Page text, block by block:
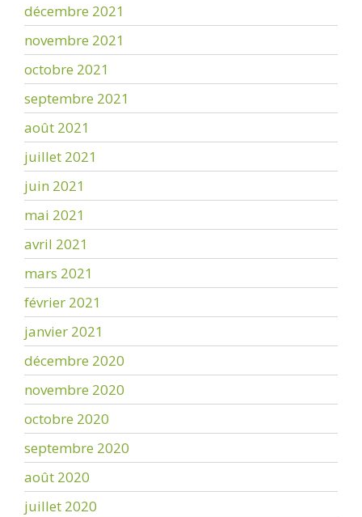
décembre 2021
novembre 2021
octobre 2021
septembre 2021
août 2021
juillet 2021
juin 2021
mai 2021
avril 2021
mars 2021
février 2021
janvier 2021
décembre 2020
novembre 2020
octobre 2020
septembre 2020
août 2020
juillet 2020